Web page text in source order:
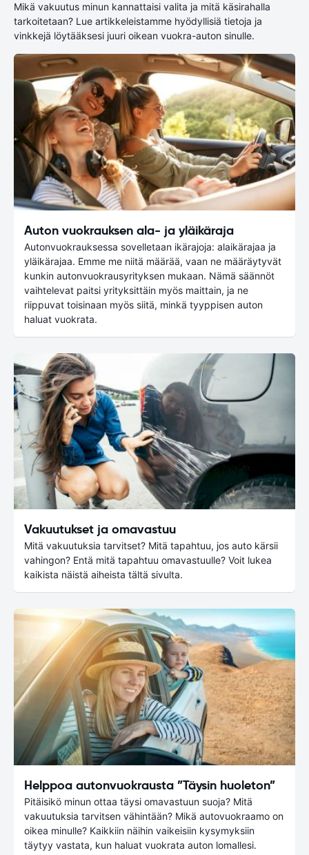
Mikä vakuutus minun kannattaisi valita ja mitä käsirahalla
tarkoitetaan? Lue artikkeleistamme hyödyllisiä tietoja ja
vinkkejä löytääksesi juuri oikean vuokra-auton sinulle.
Auton vuokrauksen ala- ja yläikäraja
Autonvuokrauksessa sovelletaan ikärajoja: alaikärajaa ja
yläikärajaa. Emme me niitä määrää, vaan ne määräytyvät
kunkin autonvuokrausyrityksen mukaan. Nämä säännöt
vaihtelevat paitsi yrityksittäin myös maittain, ja ne
riippuvat toisinaan myös siitä, minkä tyyppisen auton
haluat vuokrata.
Vakuutukset ja omavastuu
Mitä vakuutuksia tarvitset? Mitä tapahtuu, jos auto kärsii
vahingon? Entä mitä tapahtuu omavastuulle? Voit lukea
kaikista näistä aiheista tältä sivulta.
Helppoa autonvuokrausta ”Täysin huoleton”
Pitäisikö minun ottaa täysi omavastuun suoja? Mitä
vakuutuksia tarvitsen vähintään? Mikä autovuokraamo on
oikea minulle? Kaikkiin näihin vaikeisiin kysymyksiin
täytyy vastata, kun haluat vuokrata auton lomallesi.